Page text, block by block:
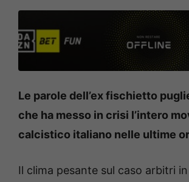
Le parole dell’ex fischietto
che ha messo in crisi l’intero
calcistico italiano nelle ultime
Il clima pesante sul caso arbitri